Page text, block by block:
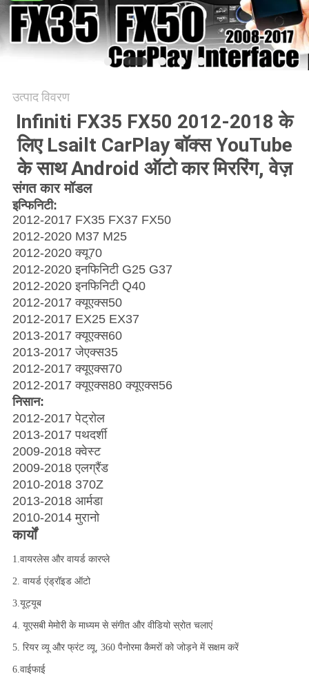
उत्पाद विवरण
Infiniti FX35 FX50 2012-2018 के
लिए Lsailt CarPlay बॉक्स YouTube
के साथ Android ऑटो कार मिररिंग, वेज़
संगत कार मॉडल
इन्फिनिटी:
2012-2017 FX35 FX37 FX50
2012-2020 M37 M25
2012-2020 क्यू70
2012-2020 इनफिनिटी G25 G37
2012-2020 इनफिनिटी Q40
2012-2017 क्यूएक्स50
2012-2017 EX25 EX37
2013-2017 क्यूएक्स60
2013-2017 जेएक्स35
2012-2017 क्यूएक्स70
2012-2017 क्यूएक्स80 क्यूएक्स56
निसान:
2012-2017 पेट्रोल
2013-2017 पथदर्शी
2009-2018 क्वेस्ट
2009-2018 एलग्रैंड
2010-2018 370Z
2013-2018 आर्मडा
2010-2014 मुरानो
कार्यों
1.वायरलेस और वायर्ड कारप्ले
2. वायर्ड एंड्रॉइड ऑटो
3.यूट्यूब
4. यूएसबी मेमोरी के माध्यम से संगीत और वीडियो स्रोत चलाएं
5. रियर व्यू और फ्रंट व्यू, 360 पैनोरमा कैमरों को जोड़ने में सक्षम करें
6.वाईफाई